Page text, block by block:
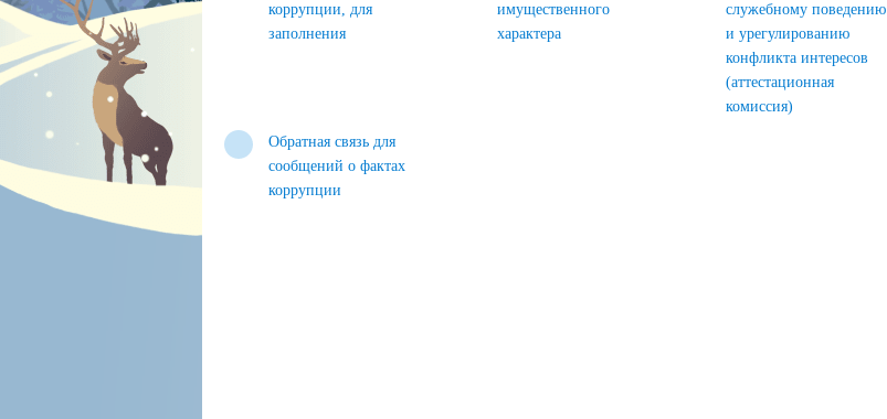
коррупции, для
заполнения
имущественного
характера
служебному поведению
и урегулированию
конфликта интересов
(аттестационная
комиссия)
Обратная связь для
сообщений о фактах
коррупции